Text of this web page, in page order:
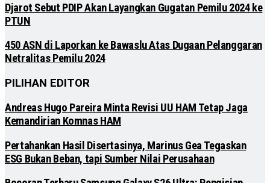
Djarot Sebut PDIP Akan Layangkan Gugatan Pemilu 2024 ke
PTUN
450 ASN di Laporkan ke Bawaslu Atas Dugaan Pelanggaran
Netralitas Pemilu 2024
PILIHAN EDITOR
Andreas Hugo Pareira Minta Revisi UU HAM Tetap Jaga
Kemandirian Komnas HAM
Pertahankan Hasil Disertasinya, Marinus Gea Tegaskan
ESG Bukan Beban, tapi Sumber Nilai Perusahaan